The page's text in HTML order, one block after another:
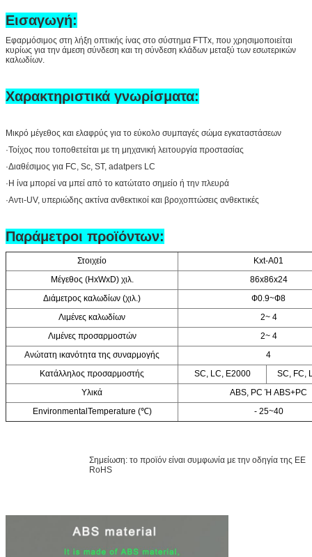
Εισαγωγή:
Εφαρμόσιμος στη λήξη οπτικής ίνας στο σύστημα FTTx, που χρησιμοποιείται
κυρίως για την άμεση σύνδεση και τη σύνδεση κλάδων μεταξύ των εσωτερικών
καλωδίων.
Χαρακτηριστικά γνωρίσματα:
Μικρό μέγεθος και ελαφρύς για το εύκολο συμπαγές σώμα εγκαταστάσεων
·Τοίχος που τοποθετείται με τη μηχανική λειτουργία προστασίας
·Διαθέσιμος για FC, Sc, ST, adatpers LC
·Η ίνα μπορεί να μπεί από το κατώτατο σημείο ή την πλευρά
·Αντι-UV, υπεριώδης ακτίνα ανθεκτικοί και βροχοπτώσεις ανθεκτικές
Παράμετροι προϊόντων:
Στοιχείο
Kxt-A01
Μέγεθος (HxWxD) χιλ.
86x86x24
Διάμετρος καλωδίων (χιλ.)
Ф0.9~Ф8
Λιμένες καλωδίων
2~ 4
Λιμένες προσαρμοστών
2~ 4
Ανώτατη ικανότητα της συναρμογής
4
Κατάλληλος προσαρμοστής
SC, LC, E2000
SC, FC,
Υλικά
ABS, PC Ή ABS+PC
EnvironmentalTemperature (℃)
- 25~40
Σημείωση: το προϊόν είναι συμφωνία με την οδηγία της ΕΕ
RoHS